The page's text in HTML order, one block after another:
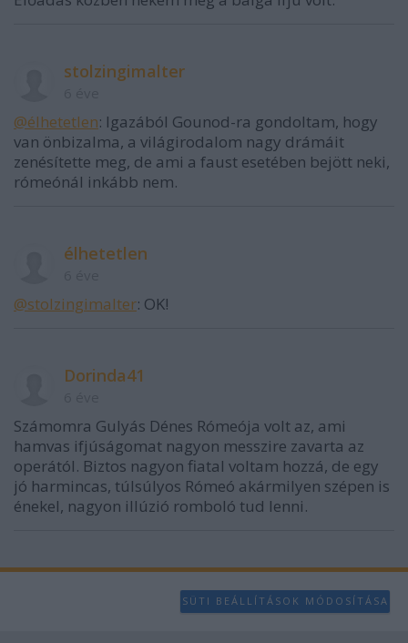
stolzingimalter
@élhetetlen: Igazából Gounod-ra gondoltam, hogy
van önbizalma, a világirodalom nagy drámáit
zenésítette meg, de ami a faust esetében bejött neki,
rómeónál inkább nem.
élhetetlen
@stolzingimalter: OK!
Dorinda41
Számomra Gulyás Dénes Rómeója volt az, ami
hamvas ifjúságomat nagyon messzire zavarta az
operától. Biztos nagyon fiatal voltam hozzá, de egy
jó harmincas, túlsúlyos Rómeó akármilyen szépen is
énekel, nagyon illúzió romboló tud lenni.
SÜTI BEÁLLÍTÁSOK MÓDOSÍTÁSA